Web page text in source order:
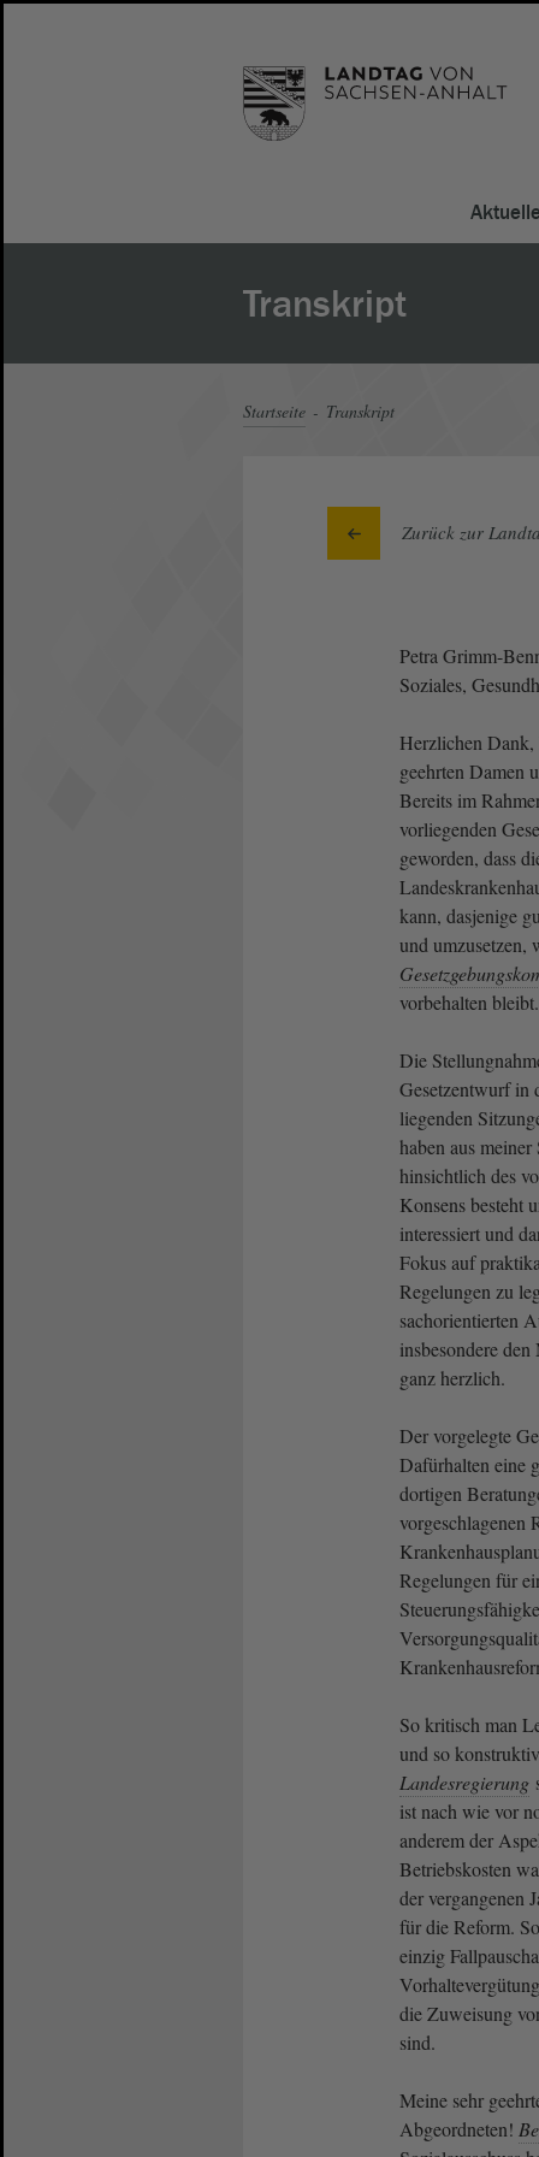
Transkript
Startseite Transkript
Zurück zur
Petra Grimm-
Soziales,
Herzlichen Dank,
geehrten Damen
Bereits im
vorliegenden
geworden, dass
kann, dasjenige
und umzusetzen,
vorbehalten bleibt.
Die
Gesetzentwurf in
liegenden
haben aus
hinsichtlich des
Konsens besteht
interessiert und
Fokus auf
Regelungen zu
sachorientierten
insbesondere
ganz herzlich.
Der vorgelegte
Dafürhalten eine
dortigen
vorgeschlagenen
Regelungen für
So kritisch man
und so
Landesregierung
ist nach wie vor
anderem der
Betriebskosten
der vergangenen
für die Reform.
einzig
die Zuweisung
sind.
Meine sehr
Abgeordneten!